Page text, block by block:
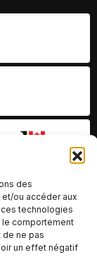
des
ou accéder aux
technologies
comportement
de ne pas
un effet négatif